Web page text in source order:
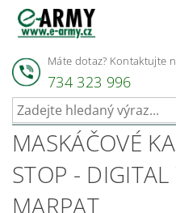
Máte dotaz? Kontaktujte
734 323 996
MASKÁČOVÉ
STOP -
MARPAT